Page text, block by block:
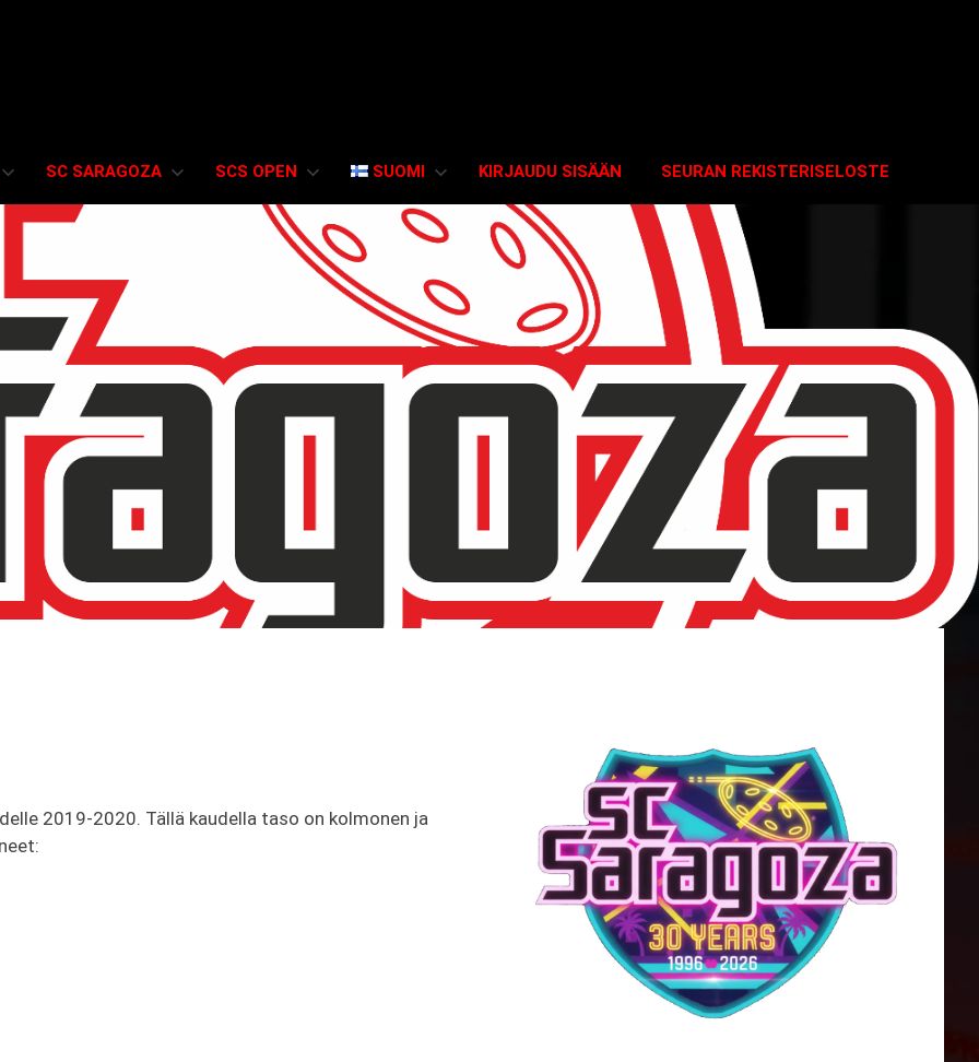
SC SARAGOZA SCS OPEN SUOMI KIRJAUDU SISÄÄN SEURAN REKISTERISELOSTE
2019-2020. Tällä kaudella taso on kolmonen ja